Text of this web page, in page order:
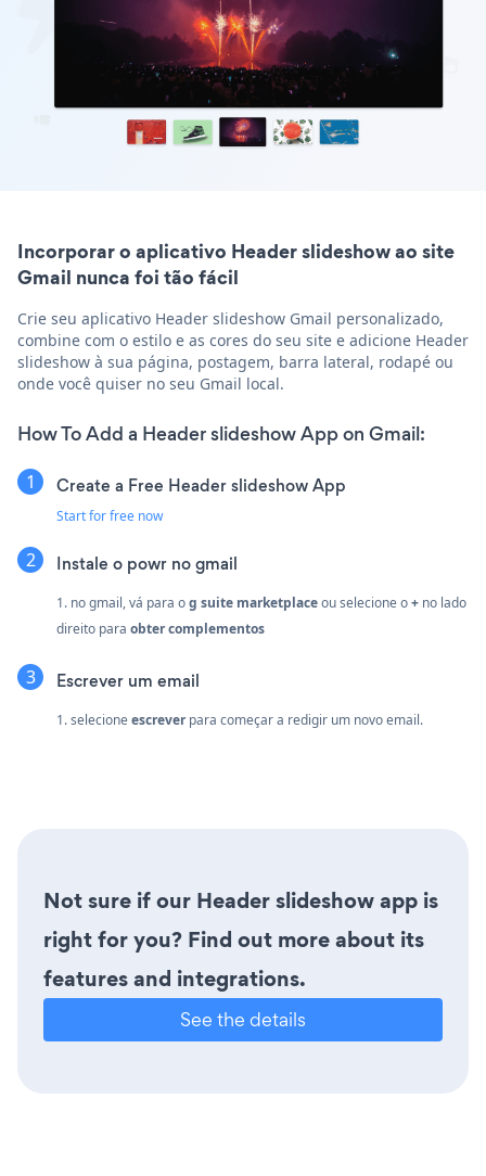
Incorporar o aplicativo Header slideshow ao site
Gmail nunca foi tão fácil
Crie seu aplicativo Header slideshow Gmail personalizado,
combine com o estilo e as cores do seu site e adicione Header
slideshow à sua página, postagem, barra lateral, rodapé ou
onde você quiser no seu Gmail local.
How To Add a Header slideshow App on Gmail:
Create a Free Header slideshow App
Start for free now
Instale o powr no gmail
1. no gmail, vá para og suite marketplaceou selecione o+ no lado
direito para obter complementos
Escrever um email
1. selecioneescreverpara começar a redigir um novo email.
Not sure if our Header slideshow app is
right for you? Find out more about its
features and integrations.
See the details